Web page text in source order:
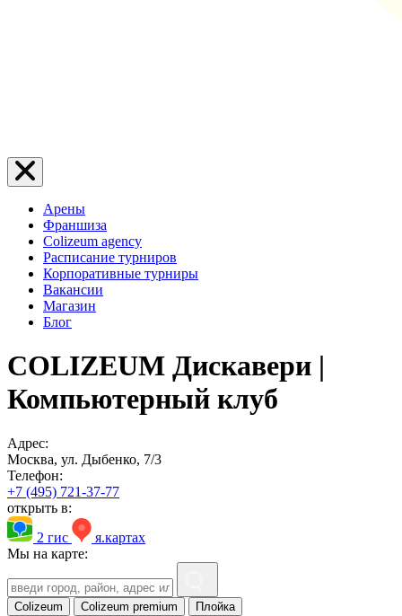
Арены
Франшиза
Colizeum agency
Расписание турниров
Корпоративные турниры
Вакансии
Магазин
Блог
COLIZEUM Дискавери |
Компьютерный клуб
Адрес:
Москва, ул. Дыбенко, 7/3
Телефон:
+7 (495) 721-37-77
открыть в:
2 гис
я.картах
Мы на карте:
Colizeum Colizeum premium Плойка